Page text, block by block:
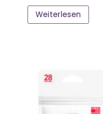
Weiterlesen